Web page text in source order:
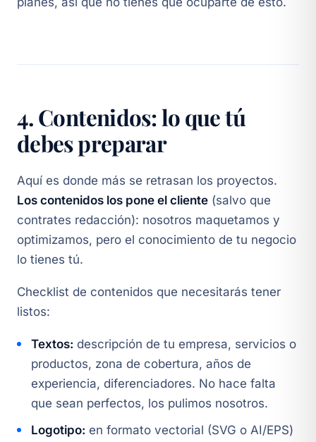
4. Contenidos: lo que tú
debes preparar
Aquí es donde más se retrasan los proyectos.
Los contenidos los pone el cliente (salvo que
contrates redacción): nosotros maquetamos y
optimizamos, pero el conocimiento de tu negocio
lo tienes tú.
Checklist de contenidos que necesitarás tener
listos:
Textos: descripción de tu empresa, servicios o
productos, zona de cobertura, años de
experiencia, diferenciadores. No hace falta
que sean perfectos, los pulimos nosotros.
Logotipo: en formato vectorial (SVG o AI/EPS)